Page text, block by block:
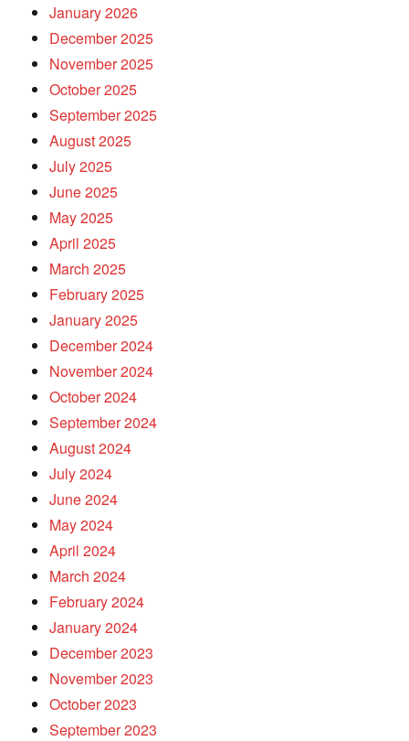
January 2026
December 2025
November 2025
October 2025
September 2025
August 2025
July 2025
June 2025
May 2025
April 2025
March 2025
February 2025
January 2025
December 2024
November 2024
October 2024
September 2024
August 2024
July 2024
June 2024
May 2024
April 2024
March 2024
February 2024
January 2024
December 2023
November 2023
October 2023
September 2023